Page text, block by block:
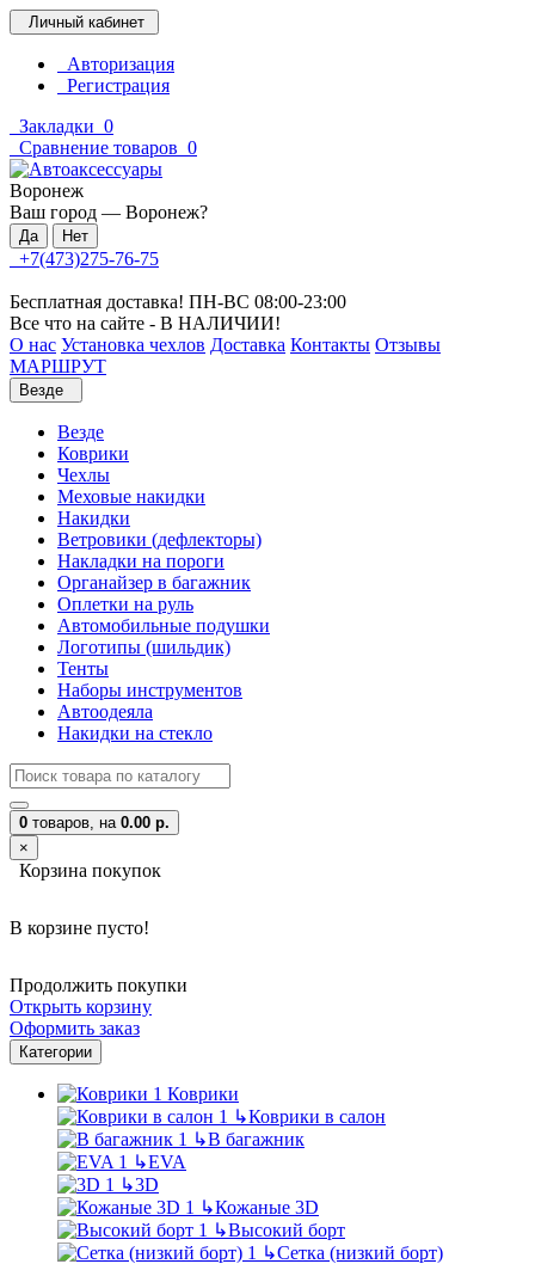
Личный кабинет
Авторизация
Регистрация
Закладки 0
Сравнение товаров 0
Воронеж
Ваш город — Воронеж?
+7(473)275-76-75
Бесплатная доставка! ПН-ВС 08:00-23:00
Все что на сайте - В НАЛИЧИИ!
О нас Установка чехлов Доставка Контакты Отзывы
МАРШРУТ
Везде
Везде
Коврики
Чехлы
Меховые накидки
Накидки
Ветровики (дефлекторы)
Накладки на пороги
Органайзер в багажник
Оплетки на руль
Автомобильные подушки
Логотипы (шильдик)
Тенты
Наборы инструментов
Автоодеяла
Накидки на стекло
0 товаров, на 0.00 р.
×
Корзина покупок
В корзине пусто!
Продолжить покупки
Открыть корзину
Оформить заказ
Категории
Коврики
↳Коврики в салон
↳В багажник
↳EVA
↳3D
↳Кожаные 3D
↳Высокий борт
↳Сетка (низкий борт)